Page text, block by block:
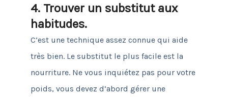
4. Trouver un substitut aux
habitudes.
C’est une technique assez connue qui aide
très bien. Le substitut le plus facile est la
nourriture. Ne vous inquiétez pas pour votre
poids, vous devez d’abord gérer une